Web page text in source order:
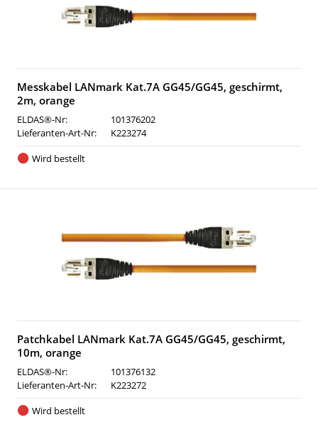
Messkabel LANmark Kat.7A GG45/GG45, geschirmt,
2m, orange
ELDAS®-Nr:
101376202
Lieferanten-Art-Nr:
K223274
Wird bestellt
Patchkabel LANmark Kat.7A GG45/GG45, geschirmt,
10m, orange
ELDAS®-Nr:
101376132
Lieferanten-Art-Nr:
K223272
Wird bestellt